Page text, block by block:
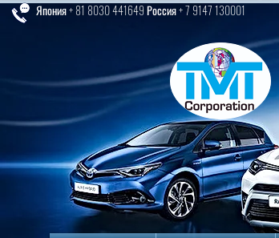
Япония + 81 8030 441649 Россия + 7 9147 130001
Главная Поиск авто